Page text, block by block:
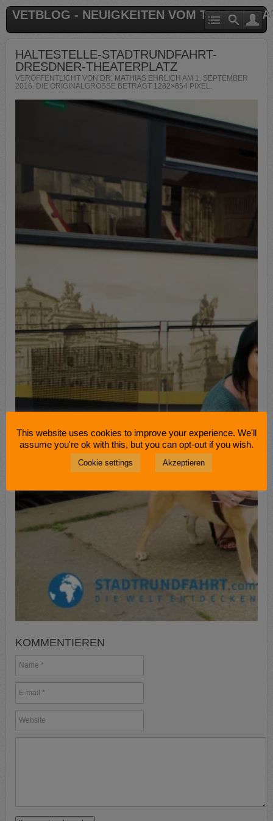
VETBLOG - NEUIGKEITEN VOM TIERARZT
HALTESTELLE-STADTRUNDFAHRT-
DRESDNER-THEATERPLATZ
VERÖFFENTLICHT VON DR. MATHIAS EHRLICH AM 1. SEPTEMBER
2016. DIE ORIGINALGRÖSSE BETRÄGT 1282×854 PIXEL.
KOMMENTIEREN
This website uses cookies to improve your experience. We'll
assume you're ok with this, but you can opt-out if you wish.
Cookie settings Akzeptieren